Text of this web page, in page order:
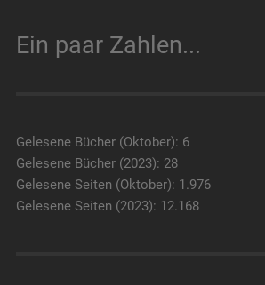
Ein paar Zahlen...
Gelesene Bücher (Oktober): 6
Gelesene Bücher (2023): 28
Gelesene Seiten (Oktober): 1.976
Gelesene Seiten (2023): 12.168